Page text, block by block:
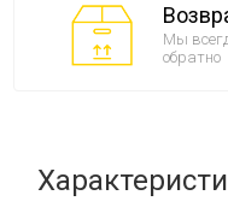
Мы
обратно